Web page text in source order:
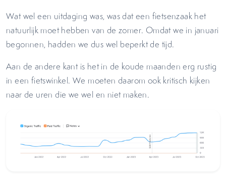
Wat wel een uitdaging was, was dat een fietsenzaak het
natuurlijk moet hebben van de zomer. Omdat we in januari
begonnen, hadden we dus wel beperkt de tijd.
Aan de andere kant is het in de koude maanden erg rustig
in een fietswinkel. We moeten daarom ook kritisch kijken
naar de uren die we wel en niet maken.